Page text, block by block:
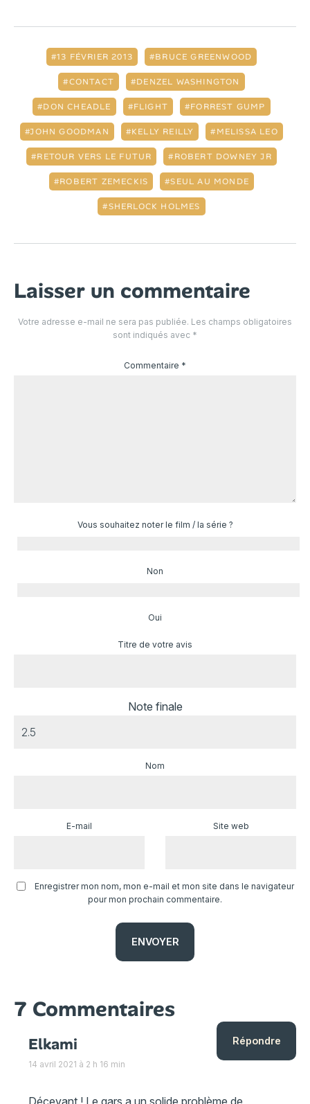
13 FÉVRIER 2013 BRUCE GREENWOOD
CONTACT DENZEL WASHINGTON
DON CHEADLE FLIGHT FORREST GUMP
JOHN GOODMAN KELLY REILLY MELISSA LEO
RETOUR VERS LE FUTUR ROBERT DOWNEY JR
ROBERT ZEMECKIS SEUL AU MONDE
SHERLOCK HOLMES
Laisser un commentaire
Votre adresse e-mail ne sera pas publiée. Les champs obligatoires
sont indiqués avec *
Commentaire *
Vous souhaitez noter le film / la série ?
Non
Oui
Titre de votre avis
Note finale
Nom
E-mail Site web
Enregistrer mon nom, mon e-mail et mon site dans le navigateur
pour mon prochain commentaire.
7 Commentaires
Elkami
14 avril 2021 à 2 h 16 min
Décevant ! Le gars a un solide problème de
Répondre